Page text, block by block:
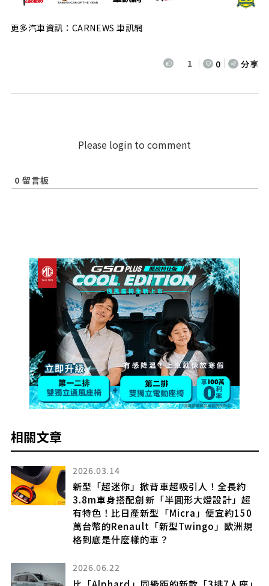
更多汽車資訊：CARNEWS 車訊網
1 0 分享
Please login to comment
0 留言板
相關文章
2026.03.14
新型「超迷你」掀背車超吸引人！全長約
3.8m車身搭配創新「半圓形大燈設計」超
有特色！比日產新型「Micra」便宜約150
萬台幣的Renault「新型Twingo」歐洲規
格到底是什麼樣的車？
2026.06.22